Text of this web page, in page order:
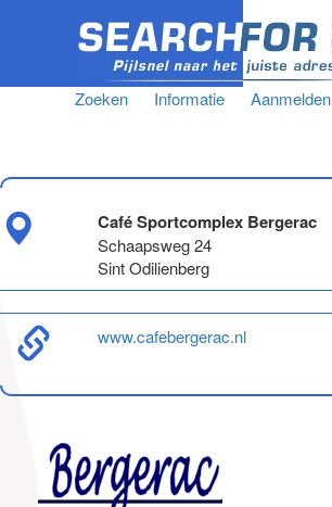
Zoeken Informatie Aanmelden
Café Sportcomplex Bergerac
Schaapsweg 24
Sint Odilienberg
www.cafebergerac.nl